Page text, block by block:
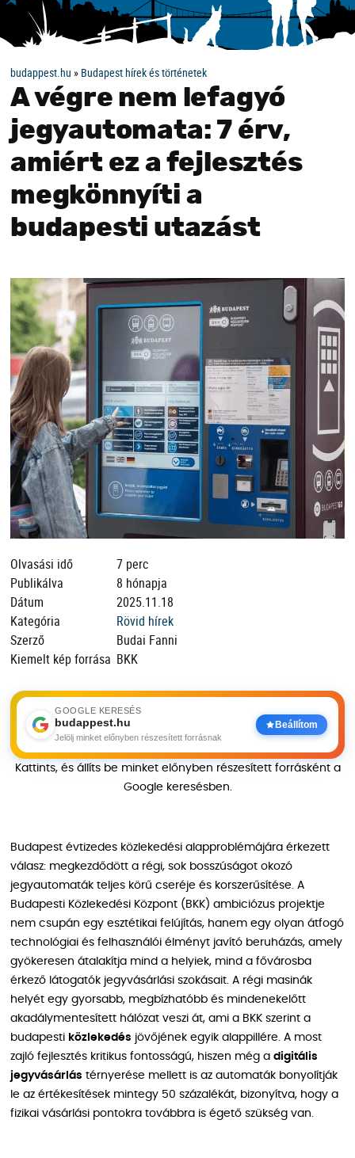
budappest.hu » Budapest hírek és történetek
A végre nem lefagyó
jegyautomata: 7 érv,
amiért ez a fejlesztés
megkönnyíti a
budapesti utazást
Olvasási idő
7 perc
Publikálva
8 hónapja
Dátum
2025.11.18
Kategória
Rövid hírek
Szerző
Budai Fanni
Kiemelt kép forrása BKK
GOOGLE KERESÉS
budappest.hu
Jelölj minket előnyben részesített forrásnak
Beállítom
Kattints, és állíts be minket előnyben részesített forrásként a
Google keresésben.
Budapest évtizedes közlekedési alapproblémájára érkezett
válasz: megkezdődött a régi, sok bosszúságot okozó
jegyautomaták teljes körű cseréje és korszerűsítése. A
Budapesti Közlekedési Központ (BKK) ambiciózus projektje
nem csupán egy esztétikai felújítás, hanem egy olyan átfogó
technológiai és felhasználói élményt javító beruházás, amely
gyökeresen átalakítja mind a helyiek, mind a fővárosba
érkező látogatók jegyvásárlási szokásait. A régi masinák
helyét egy gyorsabb, megbízhatóbb és mindenekelőtt
akadálymentesített hálózat veszi át, ami a BKK szerint a
budapesti közlekedés jövőjének egyik alappillére. A most
zajló fejlesztés kritikus fontosságú, hiszen még a digitális
jegyvásárlás térnyerése mellett is az automaták bonyolítják
le az értékesítések mintegy 50 százalékát, bizonyítva, hogy a
fizikai vásárlási pontokra továbbra is égető szükség van.